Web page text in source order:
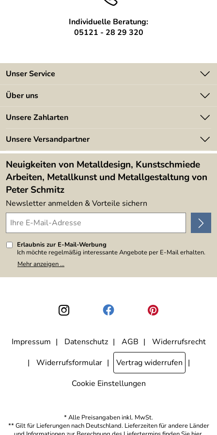
Individuelle Beratung:
05121 - 28 29 320
Unser Service
Kontakt
Kundeninformationen
Newsletter
Lieferbedingungen
Über uns
Angebote
Kundenbewertungen (394)
4,9/5
Unsere Zahlarten
Unsere Versandpartner
Neuigkeiten von Metalldesign, Kunstschmiede
Arbeiten, Metallkunst und Metallgestaltung von
Peter Schmitz
Newsletter anmelden & Vorteile sichern
Erlaubnis zur E-Mail-Werbung
Ich möchte regelmäßig interessante Angebote per E-Mail erhalten.
Meine E-Mail-Adresse wird nicht an andere Unternehmen
weitergegeben. Zu statistischen Zwecken wird in anonymer Form
den Link "Abmelden" am Ende des Newsletters anklicke. Die
Datenschutzerklärung
habe ich zur Kenntnis genommen.
Mehr anzeigen ...
Impressum Datenschutz AGB
Widerrufsrecht
Widerrufsformular
Vertrag widerrufen
Cookie Einstellungen
* Alle Preisangaben inkl. MwSt.
** Gilt für Lieferungen nach Deutschland. Lieferzeiten für andere Länder